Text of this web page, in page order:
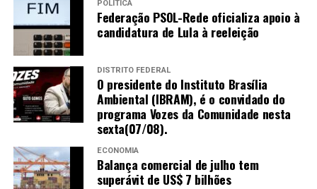
POLÍTICA
Federação PSOL-Rede oficializa apoio à
candidatura de Lula à reeleição
DISTRITO FEDERAL
O presidente do Instituto Brasília
Ambiental (IBRAM), é o convidado do
programa Vozes da Comunidade nesta
sexta(07/08).
ECONOMIA
Balança comercial de julho tem
superávit de US$ 7 bilhões